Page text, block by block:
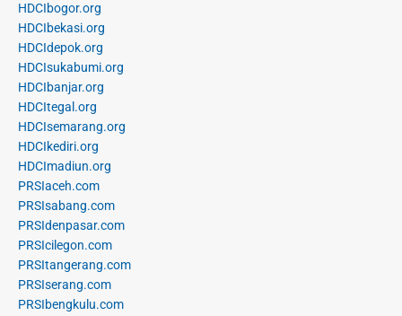
HDCIbogor.org
HDCIbekasi.org
HDCIdepok.org
HDCIsukabumi.org
HDCIbanjar.org
HDCItegal.org
HDCIsemarang.org
HDCIkediri.org
HDCImadiun.org
PRSIaceh.com
PRSIsabang.com
PRSIdenpasar.com
PRSIcilegon.com
PRSItangerang.com
PRSIserang.com
PRSIbengkulu.com